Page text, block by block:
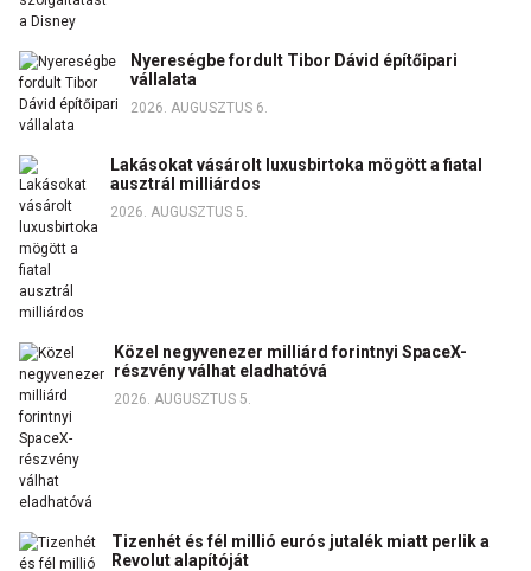
Nyereségbe fordult Tibor Dávid építőipari
vállalata
2026. AUGUSZTUS 6.
Lakásokat vásárolt luxusbirtoka mögött a fiatal
ausztrál milliárdos
2026. AUGUSZTUS 5.
Közel negyvenezer milliárd forintnyi SpaceX-
részvény válhat eladhatóvá
2026. AUGUSZTUS 5.
Tizenhét és fél millió eurós jutalék miatt perlik a
Revolut alapítóját